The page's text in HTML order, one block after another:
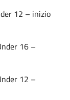
12 – inizio
16 –
12 –